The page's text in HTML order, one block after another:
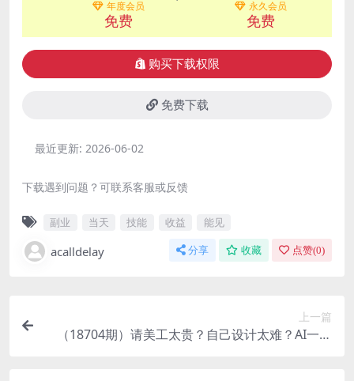
年度会员
免费
永久会员
免费
购买下载权限
免费下载
最近更新: 2026-06-02
下载遇到问题？可联系客服或反馈
副业 当天 技能 收益 能见
acalldelay 分享 收藏 点赞(0)
上一篇
（18704期）请美工太贵？自己设计太难？AI一键